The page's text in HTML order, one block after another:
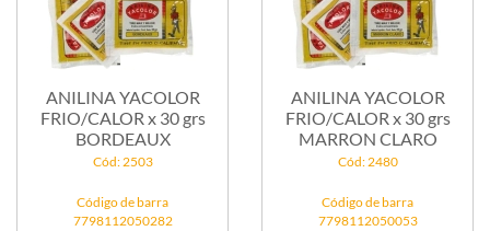
ANILINA YACOLOR
FRIO/CALOR x 30 grs
BORDEAUX
Cód: 2503
Código de barra
7798112050282
ANILINA YACOLOR
FRIO/CALOR x 30 grs
MARRON CLARO
Cód: 2480
Código de barra
7798112050053